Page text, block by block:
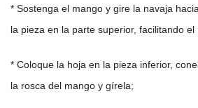
* Sostenga el mango y gire la navaja
la pieza en la parte superior, facilitando
* Coloque la hoja en la pieza inferior,
la rosca del mango y gírela;